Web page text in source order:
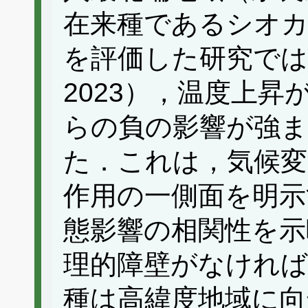
在来種であるシオ
を評価した研究で
2023），温度上昇
らの負の影響が強
た．これは，気候
作用の一側面を明
態影響の相関性を
理的障壁がなけれ
種は高緯度地域に